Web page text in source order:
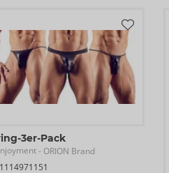
3er-Pack
- ORION Brand